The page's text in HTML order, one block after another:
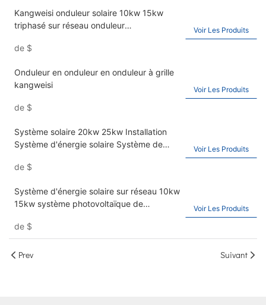
Kangweisi onduleur solaire 10kw 15kw
triphasé sur réseau onduleur
de $
Voir Les Produits
Onduleur en onduleur en onduleur à grille
kangweisi
de $
Voir Les Produits
Système solaire 20kw 25kw Installation
Système d'énergie solaire Système de
de $
Voir Les Produits
Système d'énergie solaire sur réseau 10kw
15kw système photovoltaïque de
de $
Voir Les Produits
Prev Suivant